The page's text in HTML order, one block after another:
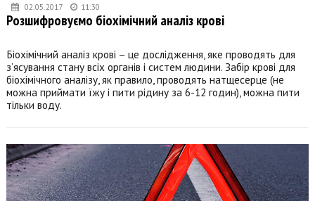
02.05.2017 11:30
Розшифровуємо біохімічний аналіз крові
Біохімічний аналіз крові – це дослідження, яке проводять для
з’ясування стану всіх органів і систем людини. Забір крові для
біохімічного аналізу, як правило, проводять натщесерце (не
можна приймати їжу і пити рідину за 6-12 годин), можна пити
тільки воду.